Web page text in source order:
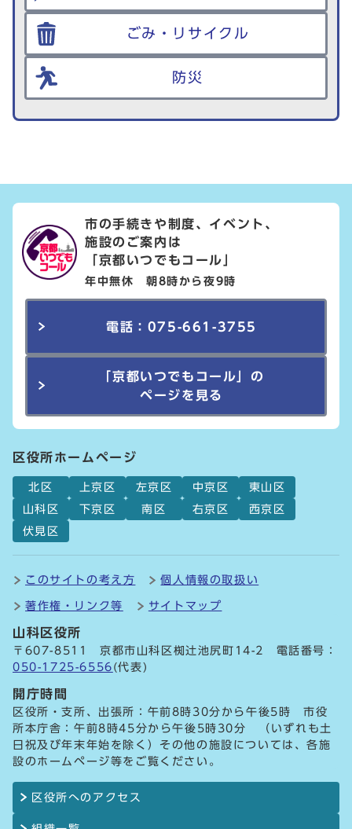
ごみ・リサイクル
防災
市の手続きや制度、イベント、
施設のご案内は
「京都いつでもコール」
年中無休 朝8時から夜9時
電話：075-661-3755
「京都いつでもコール」の
ページを見る
区役所ホームページ
北区 上京区 左京区 中京区
東山区
山科区
下京区 南区 右京区
西京区
伏見区
このサイトの考え方 個人情報の取扱い
著作権・リンク等 サイトマップ
山科区役所
〒607-8511 京都市山科区椥辻池尻町14-2 電話番号：
050-1725-6556 (代表)
開庁時間
区役所・支所、出張所：午前8時30分から午後5時 市役
所本庁舎：午前8時45分から午後5時30分 （いずれも土
日祝及び年末年始を除く）その他の施設については、各施
設のホームページ等をご覧ください。
区役所へのアクセス